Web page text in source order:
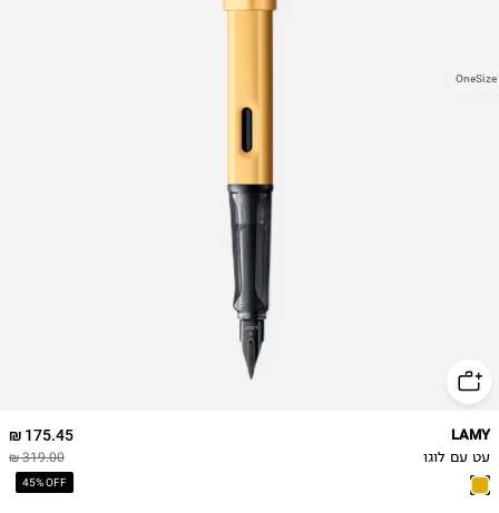
OneSize
175.45 ₪
319.00 ₪
45% OFF
LAMY
עט עם לוגו